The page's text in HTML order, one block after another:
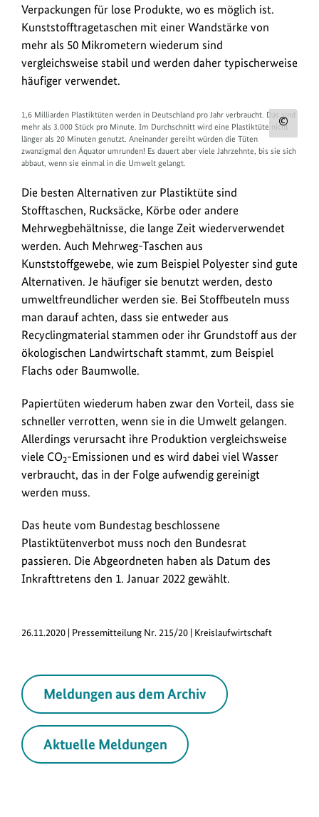
Verpackungen für lose Produkte, wo es möglich ist.
Kunststofftragetaschen mit einer Wandstärke von
mehr als 50 Mikrometern wiederum sind
vergleichsweise stabil und werden daher typischerweise
häufiger verwendet.
zum
1,6 Milliarden Plastiktüten werden in Deutschland pro Jahr verbraucht. Das sind
mehr als 3.000 Stück pro Minute. Im Durchschnitt wird eine Plastiktüte nicht
länger als 20 Minuten genutzt. Aneinander gereiht würden die Tüten
zwanzigmal den Äquator umrunden! Es dauert aber viele Jahrzehnte, bis sie sich
abbaut, wenn sie einmal in die Umwelt gelangt.
Die besten Alternativen zur Plastiktüte sind
Stofftaschen, Rucksäcke, Körbe oder andere
Mehrwegbehältnisse, die lange Zeit wiederverwendet
werden. Auch Mehrweg-Taschen aus
Kunststoffgewebe, wie zum Beispiel Polyester sind gute
Alternativen. Je häufiger sie benutzt werden, desto
umweltfreundlicher werden sie. Bei Stoffbeuteln muss
man darauf achten, dass sie entweder aus
Recyclingmaterial stammen oder ihr Grundstoff aus der
ökologischen Landwirtschaft stammt, zum Beispiel
Flachs oder Baumwolle.
Papiertüten wiederum haben zwar den Vorteil, dass sie
schneller verrotten, wenn sie in die Umwelt gelangen.
Allerdings verursacht ihre Produktion vergleichsweise
viele CO2-Emissionen und es wird dabei viel Wasser
verbraucht, das in der Folge aufwendig gereinigt
werden muss.
Das heute vom Bundestag beschlossene
Plastiktütenverbot muss noch den Bundesrat
passieren. Die Abgeordneten haben als Datum des
Inkrafttretens den 1. Januar 2022 gewählt.
26.11.2020 | Pressemitteilung Nr. 215/20 | Kreislaufwirtschaft
Meldungen aus dem Archiv
Aktuelle Meldungen